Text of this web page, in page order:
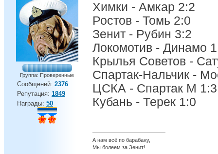
Группа: Проверенные
Сообщений: 2376
Репутация: 1849
Награды: 50
Химки - Амкар 2:2
Ростов - Томь 2:0
Зенит - Рубин 3:2
Локомотив - Динамо
Крылья Советов -
Спартак-Нальчик -
ЦСКА - Спартак М 1:3
Кубань - Терек 1:0
А нам всё по барабану,
Мы болеем за Зенит!